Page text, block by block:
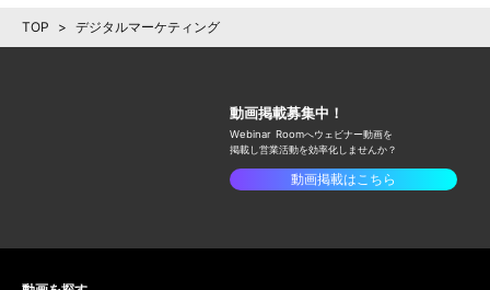
TOP > デジタルマーケティング
Webinar Roomへウェビナー動画を
掲載し営業活動を効率化しませんか？
動画掲載はこちら